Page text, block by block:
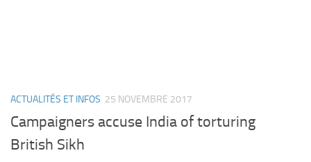
ACTUALITÉS ET INFOS 25 NOVEMBRE 2017
Campaigners accuse India of torturing
British Sikh